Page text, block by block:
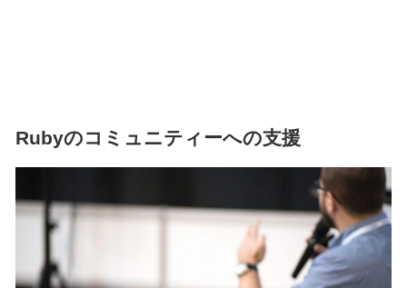
Rubyのコミュニティーへの支援